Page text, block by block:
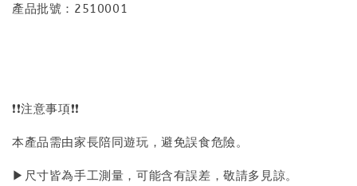
產品批號：2510001
❗❗注意事項❗❗
本產品需由家長陪同遊玩，避免誤食危險。
▶尺寸皆為手工測量，可能含有誤差，敬請多見諒。